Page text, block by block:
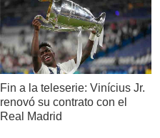
Fin a la teleserie: Vinícius Jr.
renovó su contrato con el
Real Madrid